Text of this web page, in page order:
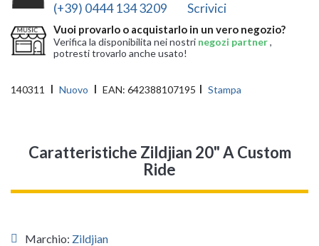
(+39) 0444 134 3209 Scrivici
Vuoi provarlo o acquistarlo in un vero negozio?
Verifica la disponibilita nei nostri negozi partner,
potresti trovarlo anche usato!
140311 Nuovo EAN: 642388107195 Stampa
Caratteristiche Zildjian 20" A Custom
Ride
Marchio: Zildjian